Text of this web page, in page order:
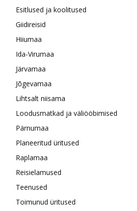
Esitlused ja koolitused
Giidireisid
Hiiumaa
Ida-Virumaa
Järvamaa
Jõgevamaa
Lihtsalt niisama
Loodusmatkad ja väliööbimised
Pärnumaa
Planeeritud üritused
Raplamaa
Reisielamused
Teenused
Toimunud üritused